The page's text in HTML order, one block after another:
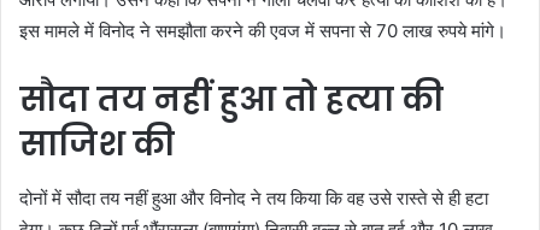
इस मामले में विनोद ने समझौता करने की एवज में सपना से 70 लाख रुपये मांगे।
सौदा तय नहीं हुआ तो हत्या की
साजिश की
दोनों में सौदा तय नहीं हुआ और विनोद ने तय किया कि वह उसे रास्ते से ही हटा